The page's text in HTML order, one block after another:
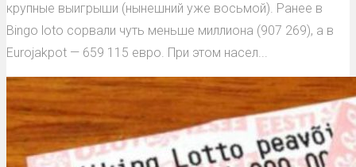
крупные выигрыши (нынешний уже восьмой). Ранее в
Bingo loto сорвали чуть меньше миллиона (907 269), а в
Eurojakpot — 659 115 евро. При этом насел...